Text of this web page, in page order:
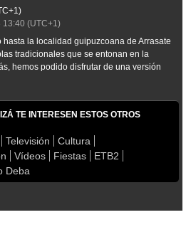
13:40 (UTC+1)
hasta la localidad guipuzcoana de Arrasate
tradicionales que se entonan en la
hemos podido disfrutar de una versión
TE INTERESEN ESTOS OTROS
Televisión
Cultura
Vídeos Fiestas
ETB2
Deba